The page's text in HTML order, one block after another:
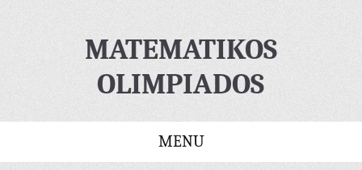
MATEMATIKOS
OLIMPIADOS
MENU